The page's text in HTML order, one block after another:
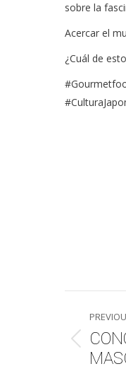
sobre la
Acercar el
¿Cuál de
Post
post: